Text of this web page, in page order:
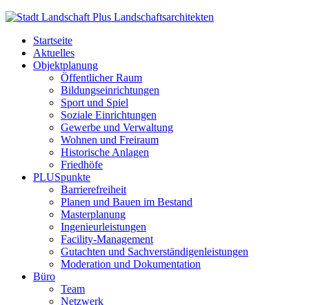
Startseite
Aktuelles
Objektplanung
Öffentlicher Raum
Bildungseinrichtungen
Sport und Spiel
Soziale Einrichtungen
Gewerbe und Verwaltung
Wohnen und Freiraum
Historische Anlagen
Friedhöfe
PLUSpunkte
Barrierefreiheit
Planen und Bauen im Bestand
Masterplanung
Ingenieurleistungen
Facility-Management
Gutachten und Sachverständigenleistungen
Moderation und Dokumentation
Büro
Team
Netzwerk